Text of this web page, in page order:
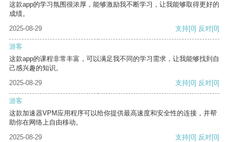
这款app的学习氛围很浓厚，能够激励我不断学习，让我能够取得更好的
成绩。
2025-08-29
支持[0] 反对[0]
游客
这款app的课程非常丰富，可以满足我不同的学习需求，让我能够找到自
己感兴趣的知识。
2025-08-29
支持[0] 反对[0]
游客
这款加速器VPM应用程序可以给你提供最高速度和安全性的连接，并帮
助你在网络上自由移动。
2025-08-29
支持[0] 反对[0]